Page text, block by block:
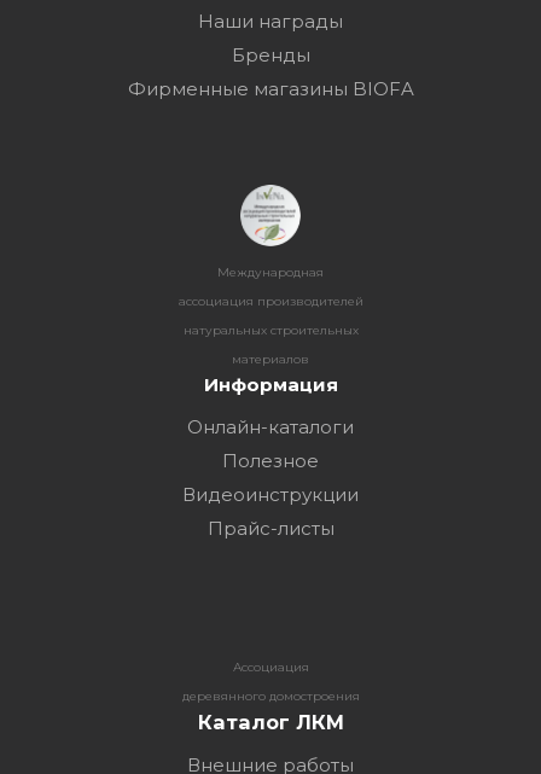
Наши награды
Бренды
Фирменные магазины BIOFA
Международная
ассоциация производителей
натуральных строительных
материалов
Информация
Онлайн-каталоги
Полезное
Видеоинструкции
Прайс-листы
Ассоциация
деревянного домостроения
Каталог ЛКМ
Внешние работы